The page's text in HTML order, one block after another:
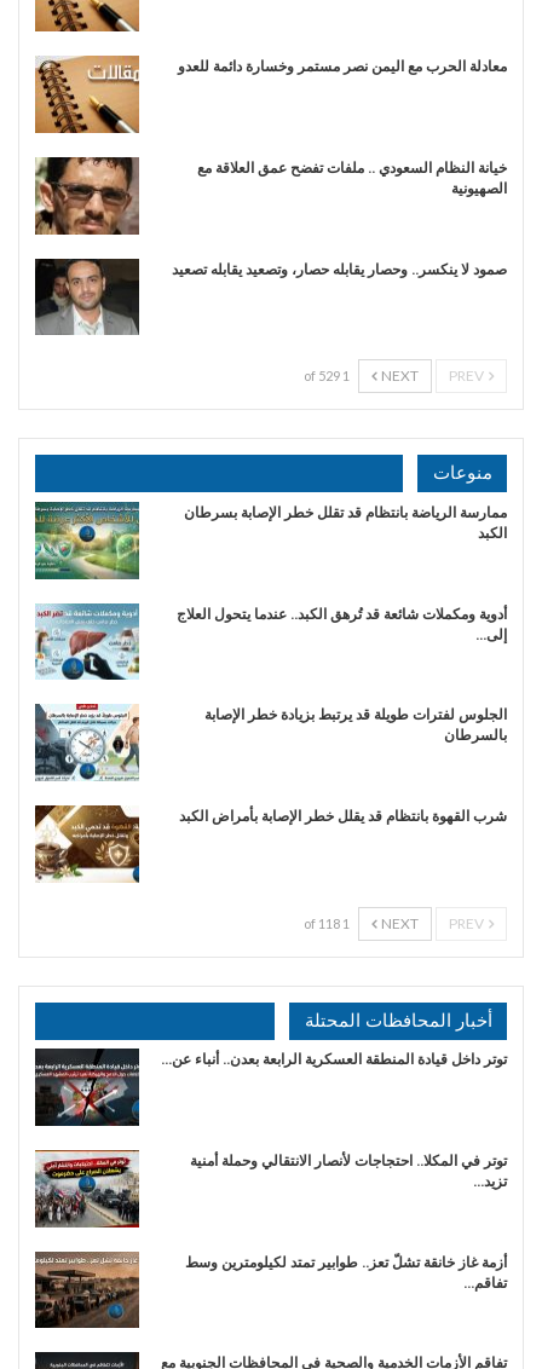
​معادلة الحرب مع اليمن نصر مستمر وخسارة دائمة للعدو
خيانة النظام السعودي .. ملفات تفضح عمق العلاقة مع
الصهيونية
صمود لا ينكسر.. وحصار يقابله حصار، وتصعيد يقابله تصعيد
NEXT
1 of 529
منوعات
ممارسة الرياضة بانتظام قد تقلل خطر الإصابة بسرطان
الكبد
أدوية ومكملات شائعة قد تُرهق الكبد.. عندما يتحول العلاج
إلى…
الجلوس لفترات طويلة قد يرتبط بزيادة خطر الإصابة
بالسرطان
شرب القهوة بانتظام قد يقلل خطر الإصابة بأمراض الكبد
NEXT
1 of 118
أخبار المحافظات المحتلة
توتر داخل قيادة المنطقة العسكرية الرابعة بعدن.. أنباء عن…
توتر في المكلا.. احتجاجات لأنصار الانتقالي وحملة أمنية
تزيد…
أزمة غاز خانقة تشلّ تعز.. طوابير تمتد لكيلومترين وسط
تفاقم…
تفاقم الأزمات الخدمية والصحية في المحافظات الجنوبية مع